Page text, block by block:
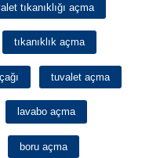
tıkanıklığı açma
tıkanıklık açma
tuvalet açma
lavabo açma
boru açma